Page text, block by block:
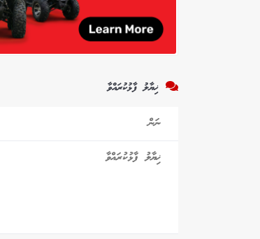
ޚިޔާލު ފާޅުކުރައްވާ